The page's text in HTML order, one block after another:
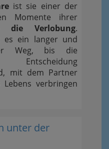
ist sie einer der
Momente ihrer
- die Verlobung.
es ein langer und
Weg, bis die
Entscheidung
mit dem Partner
verbringen
unter der